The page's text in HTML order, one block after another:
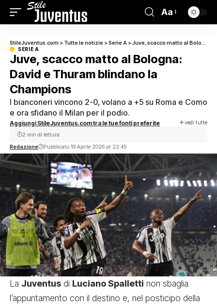
Aa
StileJuventus.com > Tutte le notizie >Serie A >Juve, scacco matto al Bologna: David e Thuram blindano la Champions
SERIE A
Juve, scacco matto al Bologna:
David e Thuram blindano la
Champions
I bianconeri vincono 2-0, volano a +5 su Roma e Como
e ora sfidano il Milan per il podio.
Aggiungi StileJuventus.com tra le tue fonti preferite vedi tutte
Redazione Pubblicato 19 Aprile 2026 at 22:45
2 min di lettura
La Juventus di Luciano Spalletti non sbaglia
l’appuntamento con il destino e, nel posticipo della